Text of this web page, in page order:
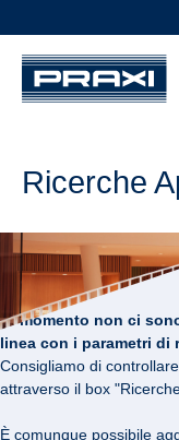
Ricerche
Al momento non ci
linea con i parametri di
Consigliamo di
attraverso il box
È comunque possibile